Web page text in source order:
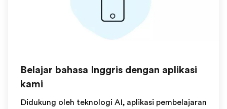
Belajar bahasa Inggris dengan aplikasi
kami
Didukung oleh teknologi AI, aplikasi pembelajaran